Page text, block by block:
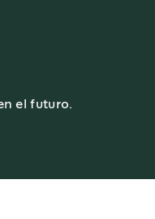
el futuro.